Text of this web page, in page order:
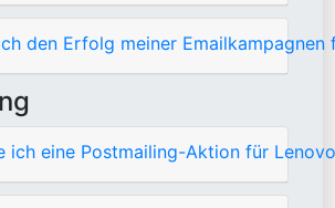
den Erfolg meiner
ich eine Postmailing-Aktion für